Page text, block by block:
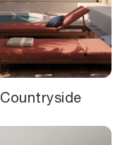
Countryside